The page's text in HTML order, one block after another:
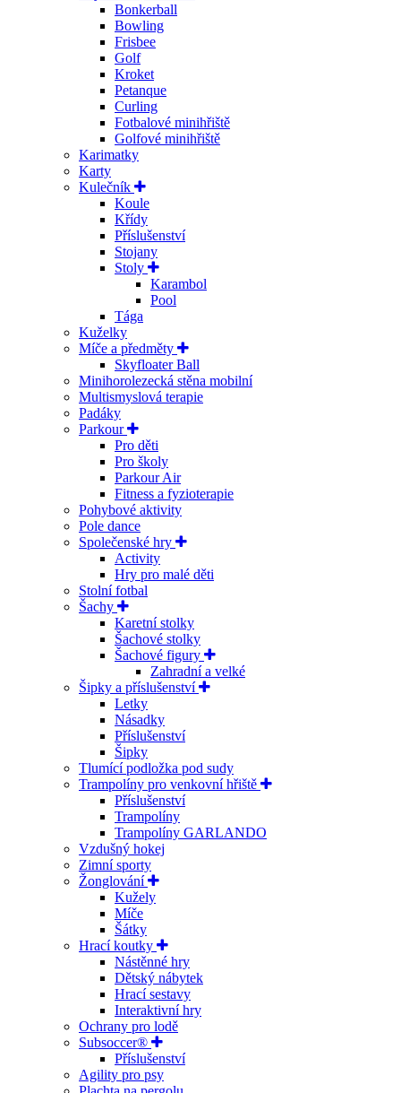
Bonkerball
Bowling
Frisbee
Golf
Kroket
Petanque
Curling
Fotbalové minihřiště
Golfové minihřiště
Karimatky
Karty
Kulečník
Koule
Křídy
Příslušenství
Stojany
Stoly
Karambol
Pool
Tága
Kuželky
Míče a předměty
Skyfloater Ball
Minihorolezecká stěna mobilní
Multismyslová terapie
Padáky
Parkour
Pro děti
Pro školy
Parkour Air
Fitness a fyzioterapie
Pohybové aktivity
Pole dance
Společenské hry
Activity
Hry pro malé děti
Stolní fotbal
Šachy
Karetní stolky
Šachové stolky
Šachové figury
Zahradní a velké
Šipky a příslušenství
Letky
Násadky
Příslušenství
Šipky
Tlumící podložka pod sudy
Trampolíny pro venkovní hřiště
Příslušenství
Trampolíny
Trampolíny GARLANDO
Vzdušný hokej
Zimní sporty
Žonglování
Kužely
Míče
Šátky
Hrací koutky
Nástěnné hry
Dětský nábytek
Hrací sestavy
Interaktivní hry
Ochrany pro lodě
Subsoccer®
Příslušenství
Agility pro psy